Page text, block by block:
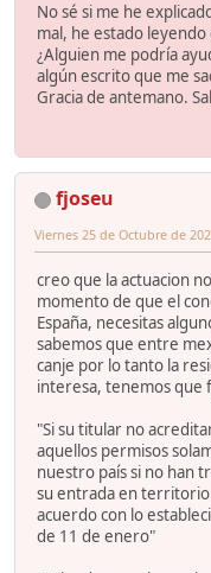
No sé si me he
mal, he estado leyendo
¿Alguien me podría
algún escrito que me
Gracia de antemano.
fjoseu
Viernes 25 de Octubre de
creo que la actuacion
momento de que el
España, necesitas
sabemos que entre
canje por lo tanto la
interesa, tenemos que
"Si su titular no
aquellos permisos
nuestro país si no han
su entrada en territorio
acuerdo con lo
de 11 de enero"